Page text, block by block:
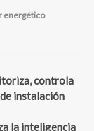
energético
controla
instalación
la inteligencia